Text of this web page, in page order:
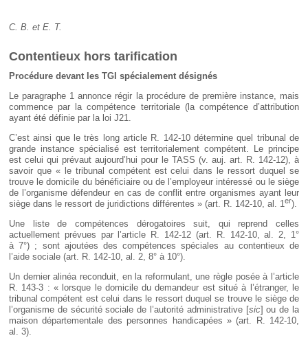
C. B. et E. T.
Contentieux hors tarification
Procédure devant les TGI spécialement désignés
Le paragraphe 1 annonce régir la procédure de première instance, mais
commence par la compétence territoriale (la compétence d’attribution
ayant été définie par la loi J21.
C’est ainsi que le très long article R. 142-10 détermine quel tribunal de
grande instance spécialisé est territorialement compétent. Le principe
est celui qui prévaut aujourd’hui pour le TASS (v. auj. art. R. 142-12), à
savoir que « le tribunal compétent est celui dans le ressort duquel se
trouve le domicile du bénéficiaire ou de l’employeur intéressé ou le siège
de l’organisme défendeur en cas de conflit entre organismes ayant leur
siège dans le ressort de juridictions différentes » (art. R. 142-10, al. 1er).
Une liste de compétences dérogatoires suit, qui reprend celles
actuellement prévues par l’article R. 142-12 (art. R. 142-10, al. 2, 1°
à 7°) ; sont ajoutées des compétences spéciales au contentieux de
l’aide sociale (art. R. 142-10, al. 2, 8° à 10°).
Un dernier alinéa reconduit, en la reformulant, une règle posée à l’article
R. 143-3 : « lorsque le domicile du demandeur est situé à l’étranger, le
tribunal compétent est celui dans le ressort duquel se trouve le siège de
l’organisme de sécurité sociale de l’autorité administrative [sic] ou de la
maison départementale des personnes handicapées » (art. R. 142-10,
al. 3).